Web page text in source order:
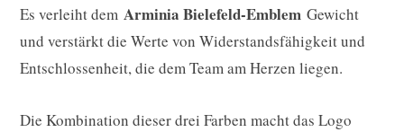
Es verleiht dem Arminia Bielefeld-Emblem Gewicht
und verstärkt die Werte von Widerstandsfähigkeit und
Entschlossenheit, die dem Team am Herzen liegen.
Die Kombination dieser drei Farben macht das Logo